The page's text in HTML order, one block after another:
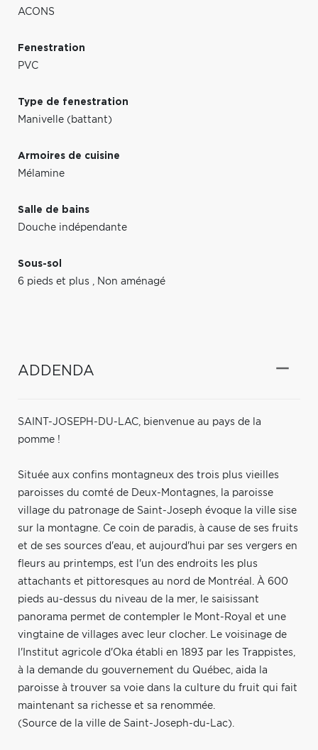
ACONS
Fenestration
PVC
Type de fenestration
Manivelle (battant)
Armoires de cuisine
Mélamine
Salle de bains
Douche indépendante
Sous-sol
6 pieds et plus , Non aménagé
ADDENDA
SAINT-JOSEPH-DU-LAC, bienvenue au pays de la
pomme !
Située aux confins montagneux des trois plus vieilles
paroisses du comté de Deux-Montagnes, la paroisse
village du patronage de Saint-Joseph évoque la ville sise
sur la montagne. Ce coin de paradis, à cause de ses fruits
et de ses sources d'eau, et aujourd'hui par ses vergers en
fleurs au printemps, est l'un des endroits les plus
attachants et pittoresques au nord de Montréal. À 600
pieds au-dessus du niveau de la mer, le saisissant
panorama permet de contempler le Mont-Royal et une
vingtaine de villages avec leur clocher. Le voisinage de
l'Institut agricole d'Oka établi en 1893 par les Trappistes,
à la demande du gouvernement du Québec, aida la
paroisse à trouver sa voie dans la culture du fruit qui fait
maintenant sa richesse et sa renommée.
(Source de la ville de Saint-Joseph-du-Lac).